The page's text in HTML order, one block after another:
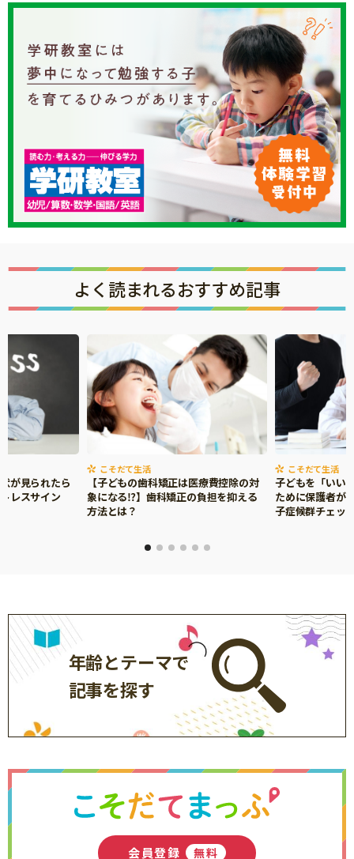
よく読まれるおすすめ記事
が見られたら
レスサイン
こそだて生活
【子どもの歯科矯正は医療費控除の対
象になる⁉】歯科矯正の負担を抑える
方法とは？
こそだて生活
子どもを「いい
ために保護者が
子症候群チェッ
年齢とテーマで
記事を探す
会員登録 無料